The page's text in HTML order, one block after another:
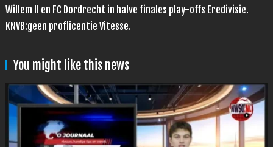
Willem II en FC Dordrecht in halve finales play-offs Eredivisie.
KNVB:geen proflicentie Vitesse.
You might like this news